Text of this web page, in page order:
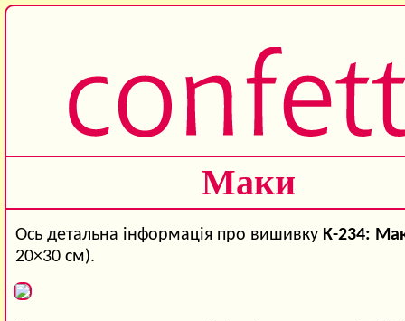
Маки
Ось детальна інформація про вишивку K-234:
20×30 см).